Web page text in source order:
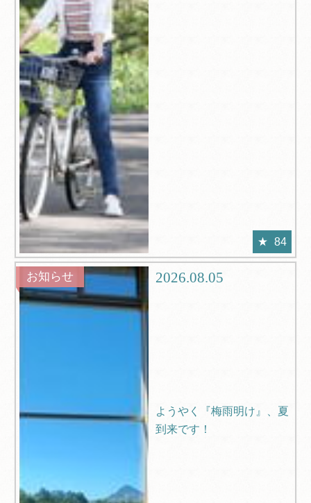
84
お知らせ 2026.08.05
ようやく『梅雨明け』、夏
到来です！